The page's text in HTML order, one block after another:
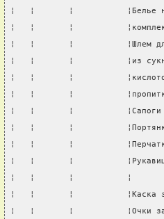
¦   ¦       ¦           ¦Белье
¦   ¦       ¦
¦   ¦       ¦           ¦Шлем
¦   ¦       ¦           ¦из
¦   ¦       ¦
¦   ¦       ¦
¦   ¦       ¦           ¦Сапоги
¦   ¦       ¦
¦   ¦       ¦           ¦Перчатки
¦   ¦       ¦           ¦Рукавицы
¦   ¦       ¦           ¦
¦   ¦       ¦           ¦Каска
¦   ¦       ¦           ¦Очки